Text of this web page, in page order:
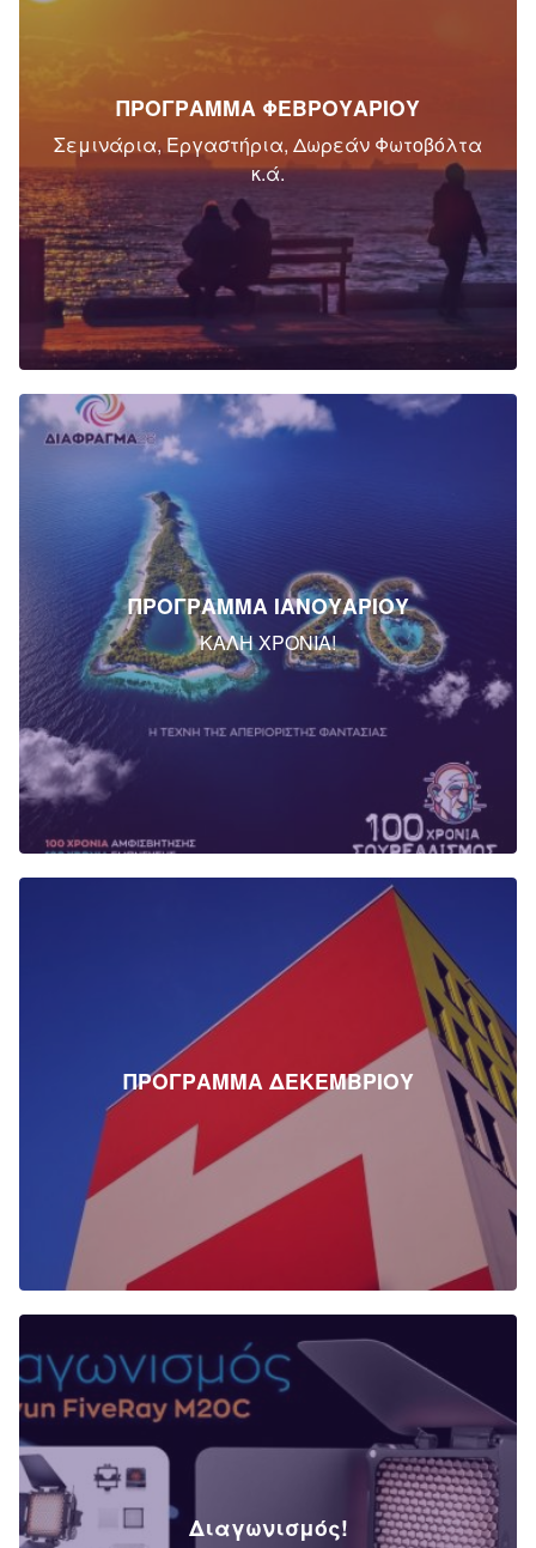
ΠΡΟΓΡΑΜΜΑ ΦΕΒΡΟΥΑΡΙΟΥ
Σεμινάρια, Εργαστήρια, Δωρεάν Φωτοβόλτα
κ.ά.
ΠΡΟΓΡΑΜΜΑ ΙΑΝΟΥΑΡΙΟΥ
ΚΑΛΗ ΧΡΟΝΙΑ!
ΠΡΟΓΡΑΜΜΑ ΔΕΚΕΜΒΡΙΟΥ
Διαγωνισμός!